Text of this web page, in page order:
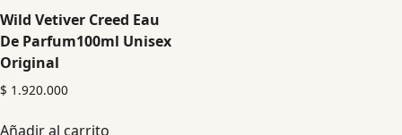
Wild Vetiver Creed Eau
De Parfum100ml Unisex
Original
$ 1.920.000
Añadir al carrito